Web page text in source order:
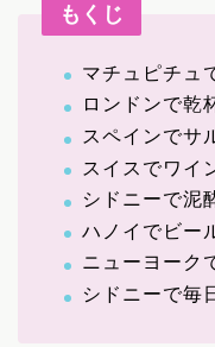
もくじ
マチュピチュ
ロンドンで乾
スペインでサ
スイスでワイ
シドニーで泥
ハノイでビー
ニューヨーク
シドニーで毎